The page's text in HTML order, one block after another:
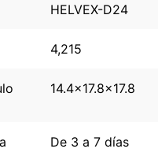
HELVEX-D24
4,215
14.4x17.8x17.8
De 3 a 7 días